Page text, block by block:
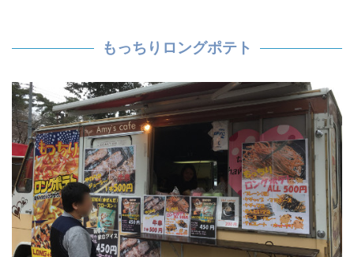
もっちりロングポテト